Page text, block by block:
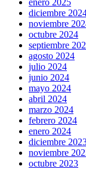
diciembre
noviembre
octubre 2024
septiembre
agosto 2024
julio 2024
junio 2024
mayo 2024
abril 2024
marzo 2024
febrero 2024
enero 2024
diciembre
noviembre
octubre 2023